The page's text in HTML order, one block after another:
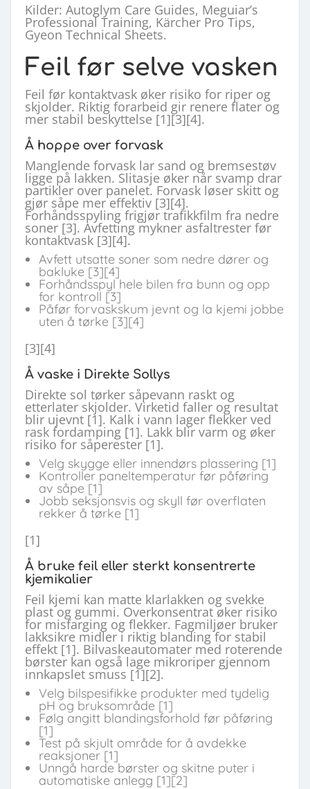
Kilder: Autoglym Care Guides, Meguiar’s
Professional Training, Kärcher Pro Tips,
Gyeon Technical Sheets.
Feil før selve vasken
Feil før kontaktvask øker risiko for riper og
skjolder. Riktig forarbeid gir renere flater og
mer stabil beskyttelse [1][3][4].
Å hoppe over forvask
Manglende forvask lar sand og bremsestøv
ligge på lakken. Slitasje øker når svamp drar
partikler over panelet. Forvask løser skitt og
gjør såpe mer effektiv [3][4].
Forhåndsspyling frigjør trafikkfilm fra nedre
soner [3]. Avfetting mykner asfaltrester før
kontaktvask [3][4].
Avfett utsatte soner som nedre dører og
bakluke [3][4]
Forhåndsspyl hele bilen fra bunn og opp
for kontroll [3]
Påfør forvaskskum jevnt og la kjemi jobbe
uten å tørke [3][4]
[3][4]
Å vaske i Direkte Sollys
Direkte sol tørker såpevann raskt og
etterlater skjolder. Virketid faller og resultat
blir ujevnt [1]. Kalk i vann lager flekker ved
rask fordamping [1]. Lakk blir varm og øker
risiko for såperester [1].
Velg skygge eller innendørs plassering [1]
Kontroller paneltemperatur før påføring
av såpe [1]
Jobb seksjonsvis og skyll før overflaten
rekker å tørke [1]
[1]
Å bruke feil eller sterkt konsentrerte
kjemikalier
Feil kjemi kan matte klarlakken og svekke
plast og gummi. Overkonsentrat øker risiko
for misfarging og flekker. Fagmiljøer bruker
lakksikre midler i riktig blanding for stabil
effekt [1]. Bilvaskeautomater med roterende
børster kan også lage mikroriper gjennom
innkapslet smuss [1][2].
Velg bilspesifikke produkter med tydelig
pH og bruksområde [1]
Følg angitt blandingsforhold før påføring
[1]
Test på skjult område for å avdekke
reaksjoner [1]
Unngå harde børster og skitne puter i
automatiske anlegg [1][2]